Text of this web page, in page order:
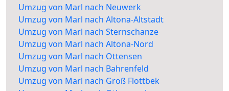
Umzug von Marl nach Neuwerk
Umzug von Marl nach Altona-Altstadt
Umzug von Marl nach Sternschanze
Umzug von Marl nach Altona-Nord
Umzug von Marl nach Ottensen
Umzug von Marl nach Bahrenfeld
Umzug von Marl nach Groß Flottbek